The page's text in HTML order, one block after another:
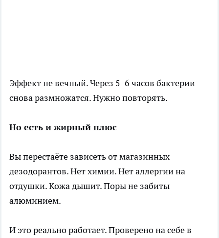
Эффект не вечный. Через 5–6 часов бактерии
снова размножатся. Нужно повторять.
Но есть и жирный плюс
Вы перестаёте зависеть от магазинных
дезодорантов. Нет химии. Нет аллергии на
отдушки. Кожа дышит. Поры не забиты
алюминием.
И это реально работает. Проверено на себе в